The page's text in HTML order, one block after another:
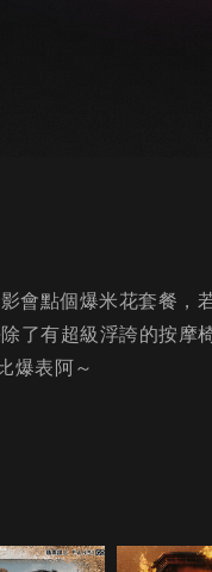
會點個爆米花套餐，
了有超級浮誇的按摩
爆表阿～